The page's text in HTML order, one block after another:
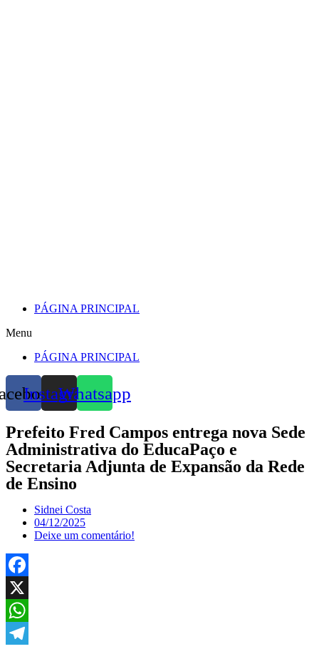
PÁGINA PRINCIPAL
Menu
PÁGINA PRINCIPAL
InstagramWhatsapp
Prefeito Fred Campos entrega nova Sede
Administrativa do EducaPaço e
Secretaria Adjunta de Expansão da Rede
de Ensino
Sidnei Costa
04/12/2025
Deixe um comentário!
Facebook
X
WhatsApp